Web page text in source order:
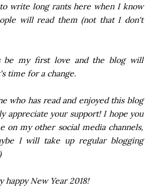
write long rants here when I know
will read them (not that I don't
be my first love and the blog will
time for a change.
who has read and enjoyed this blog
appreciate your support! I hope you
on my other social media channels,
I will take up regular blogging
happy New Year 2018!